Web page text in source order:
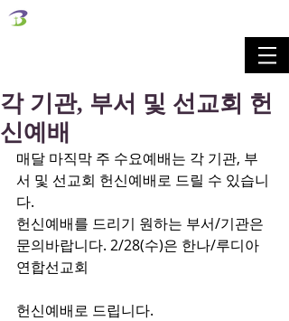
각 기관, 부서 및 선교회 헌
신예배
매달 마직막 주 수요예배는 각 기관, 부
서 및 선교회 헌신예배로 드릴 수 있습니
다.
헌신예배를 드리기 원하는 부서/기관은
문의바랍니다. 2/28(수)은 한나/루디아
연합선교회
헌신예배로 드립니다.